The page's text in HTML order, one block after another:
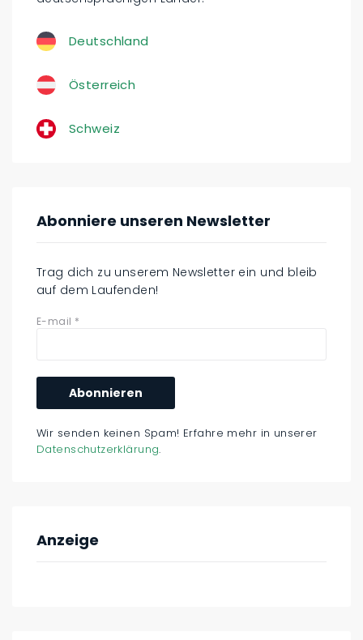
Deutschland
Österreich
Schweiz
Abonniere unseren Newsletter
Trag dich zu unserem Newsletter ein und bleib
auf dem Laufenden!
E-mail *
Wir senden keinen Spam! Erfahre mehr in unserer
Datenschutzerklärung.
Anzeige